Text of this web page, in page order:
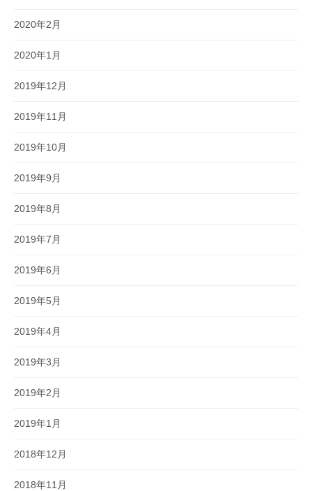
2020年2月
2020年1月
2019年12月
2019年11月
2019年10月
2019年9月
2019年8月
2019年7月
2019年6月
2019年5月
2019年4月
2019年3月
2019年2月
2019年1月
2018年12月
2018年11月